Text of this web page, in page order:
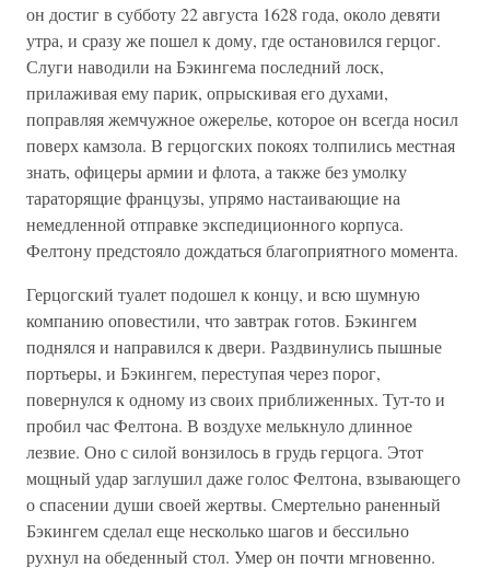
он достиг в субботу 22 августа 1628 года, около девяти
утра, и сразу же пошел к дому, где остановился герцог.
Слуги наводили на Бэкингема последний лоск,
прилаживая ему парик, опрыскивая его духами,
поправляя жемчужное ожерелье, которое он всегда носил
поверх камзола. В герцогских покоях толпились местная
знать, офицеры армии и флота, а также без умолку
тараторящие французы, упрямо настаивающие на
немедленной отправке экспедиционного корпуса.
Фелтону предстояло дождаться благоприятного момента.
Герцогский туалет подошел к концу, и всю шумную
компанию оповестили, что завтрак готов. Бэкингем
поднялся и направился к двери. Раздвинулись пышные
портьеры, и Бэкингем, переступая через порог,
повернулся к одному из своих приближенных. Тут-то и
пробил час Фелтона. В воздухе мелькнуло длинное
лезвие. Оно с силой вонзилось в грудь герцога. Этот
мощный удар заглушил даже голос Фелтона, взывающего
о спасении души своей жертвы. Смертельно раненный
Бэкингем сделал еще несколько шагов и бессильно
рухнул на обеденный стол. Умер он почти мгновенно.